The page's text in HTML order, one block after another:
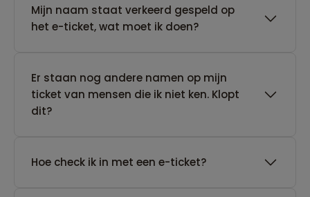
Mijn naam staat verkeerd gespeld op
het e-ticket, wat moet ik doen?
Er staan nog andere namen op mijn
ticket van mensen die ik niet ken. Klopt
dit?
Hoe check ik in met een e-ticket?